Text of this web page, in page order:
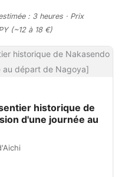
: 3 heures · Prix
(~12 à 18 €)
historique de
d'une journée au